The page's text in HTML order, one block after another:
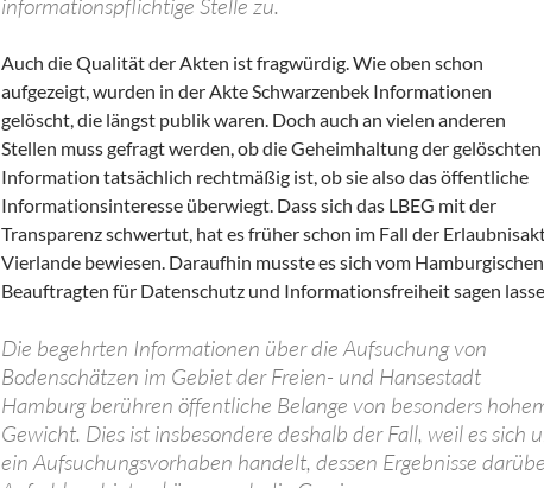
informationspflichtige Stelle zu.
Auch die Qualität der Akten ist fragwürdig. Wie oben schon
aufgezeigt, wurden in der Akte Schwarzenbek Informationen
gelöscht, die längst publik waren. Doch auch an vielen anderen
Stellen muss gefragt werden, ob die Geheimhaltung der gelöschten
Information tatsächlich rechtmäßig ist, ob sie also das öffentliche
Informationsinteresse überwiegt. Dass sich das LBEG mit der
Transparenz schwertut, hat es früher schon im Fall der
Vierlande bewiesen. Daraufhin musste es sich vom Hamburgischen
Beauftragten für Datenschutz und Informationsfreiheit sagen
Die begehrten Informationen über die Aufsuchung von
Bodenschätzen im Gebiet der Freien- und Hansestadt
Hamburg berühren öffentliche Belange von besonders
Gewicht. Dies ist insbesondere deshalb der Fall, weil es sich
ein Aufsuchungsvorhaben handelt, dessen Ergebnisse